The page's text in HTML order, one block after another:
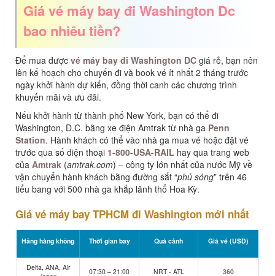
Giá vé máy bay đi Washington Dc
bao nhiêu tiền?
Để mua được vé máy bay đi Washington DC giá rẻ, bạn nên
lên kế hoạch cho chuyến đi và book vé ít nhất 2 tháng trước
ngày khởi hành dự kiến, đồng thời canh các chương trình
khuyến mãi và ưu đãi.
Nếu khởi hành từ thành phố New York, bạn có thể đi
Washington, D.C. bằng xe điện Amtrak từ nhà ga Penn
Station. Hành khách có thể vào nhà ga mua vé hoặc đặt vé
trước qua số điện thoại 1-800-USA-RAIL hay qua trang web
của Amtrak (amtrak.com) – công ty lớn nhất của nước Mỹ về
vận chuyển hành khách bằng đường sắt “phủ sóng” trên 46
tiểu bang với 500 nhà ga khắp lãnh thổ Hoa Kỳ.
Giá vé máy bay TPHCM đi Washington mới nhất
Hãng hàng không Thời gian bay Quá cảnh Giá vé (USD)
Delta, ANA, Air
07:30 – 21:00 NRT - ATL 360